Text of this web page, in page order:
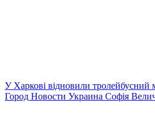
У Харкові відновили тролейбусний
Город Новости Украина Софія